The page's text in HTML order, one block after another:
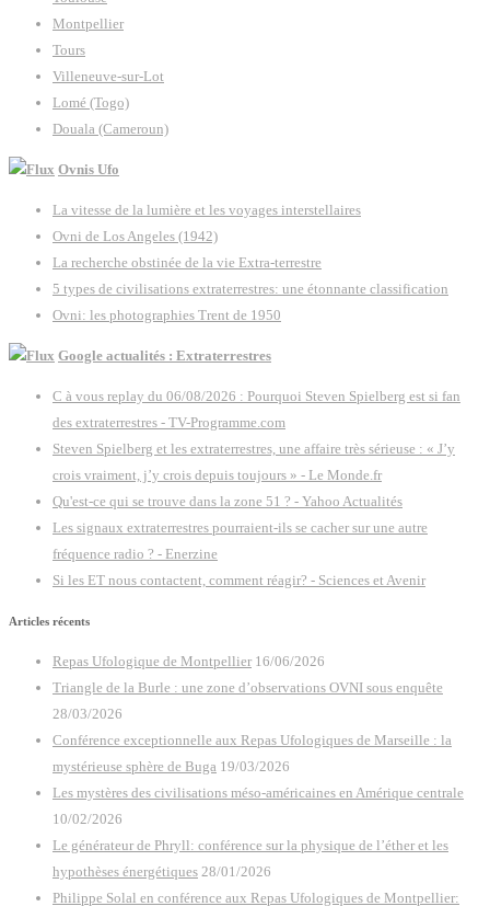
Montpellier
Tours
Villeneuve-sur-Lot
Lomé (Togo)
Douala (Cameroun)
Ovnis Ufo
La vitesse de la lumière et les voyages interstellaires
Ovni de Los Angeles (1942)
La recherche obstinée de la vie Extra-terrestre
5 types de civilisations extraterrestres: une étonnante classification
Ovni: les photographies Trent de 1950
Google actualités : Extraterrestres
C à vous replay du 06/08/2026 : Pourquoi Steven Spielberg est si fan
des extraterrestres - TV-Programme.com
Steven Spielberg et les extraterrestres, une affaire très sérieuse : « J’y
crois vraiment, j’y crois depuis toujours » - Le Monde.fr
Qu'est-ce qui se trouve dans la zone 51 ? - Yahoo Actualités
Les signaux extraterrestres pourraient-ils se cacher sur une autre
fréquence radio ? - Enerzine
Si les ET nous contactent, comment réagir? - Sciences et Avenir
Articles récents
Repas Ufologique de Montpellier 16/06/2026
Triangle de la Burle : une zone d’observations OVNI sous enquête
28/03/2026
Conférence exceptionnelle aux Repas Ufologiques de Marseille : la
mystérieuse sphère de Buga 19/03/2026
Les mystères des civilisations méso-américaines en Amérique centrale
10/02/2026
Le générateur de Phryll: conférence sur la physique de l’éther et les
hypothèses énergétiques 28/01/2026
Philippe Solal en conférence aux Repas Ufologiques de Montpellier: